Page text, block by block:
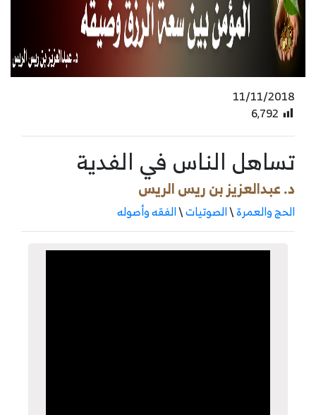
11/11/2018
6٬792
تساهل الناس في الفدية
د. عبدالعزيز بن ريس الريس
الحج والعمرة\الصوتيات\الفقه وأصوله